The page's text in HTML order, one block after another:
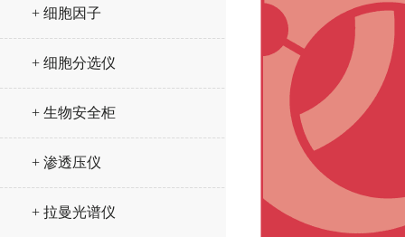
+ 细胞因子
+ 细胞分选仪
+ 生物安全柜
+ 渗透压仪
+ 拉曼光谱仪